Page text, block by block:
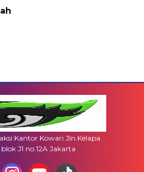
Kowari Jln.Kelapa
J1 no.12A Jakarta